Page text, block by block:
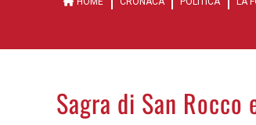
Sagra di San